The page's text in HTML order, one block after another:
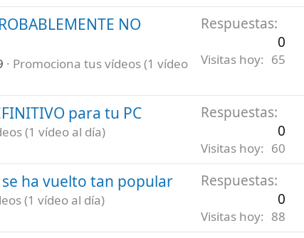
NO
Promociona tus vídeos (1 vídeo
Respuestas
0
Visitas hoy 65
para tu PC
(1 vídeo al día)
Respuestas
0
Visitas hoy 60
ha vuelto tan popular
(1 vídeo al día)
Respuestas
0
Visitas hoy 88